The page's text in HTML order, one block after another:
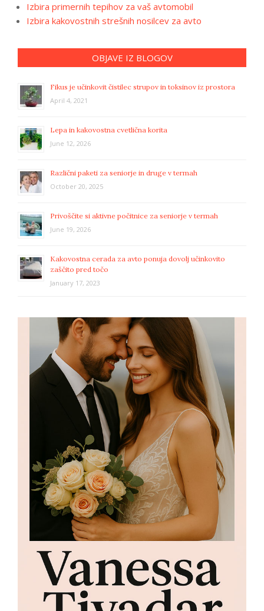
Izbira primernih tepihov za vaš avtomobil
Izbira kakovostnih strešnih nosilcev za avto
OBJAVE IZ BLOGOV
Fikus je učinkovit čistilec strupov in toksinov iz prostora
April 4, 2021
Lepa in kakovostna cvetlična korita
June 12, 2026
Različni paketi za seniorje in druge v termah
October 20, 2025
Privoščite si aktivne počitnice za seniorje v termah
June 19, 2026
Kakovostna cerada za avto ponuja dovolj učinkovito
zaščito pred točo
January 17, 2023